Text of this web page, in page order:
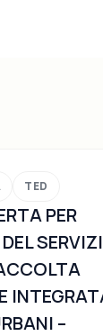
TED
PER
–